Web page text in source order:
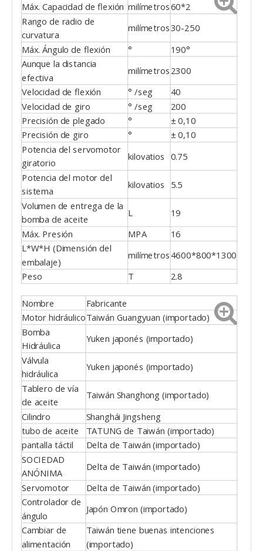
Máx. Capacidad de flexión milímetros60*2
Rango de radio de
curvatura
milímetros30-250
Máx. Ángulo de flexión
°
190°
Aunque la distancia
efectiva
milímetros 2300
Velocidad de flexión
° /seg 40
Velocidad de giro ° /seg 200
Precisión de plegado °
± 0,10
Precisión de giro
°
± 0,10
Potencia del servomotor
giratorio
kilovatios
0.75
Potencia del motor del
sistema
kilovatios
5.5
Volumen de entrega de la
bomba de aceite
L
19
Máx. Presión
MPA
16
L*W*H (Dimensión del
embalaje)
milímetros 4600*800*1300
Peso
T 2.8
Nombre
Fabricante
Motor hidráulicoTaiwán Guangyuan (importado)
Bomba
Hidráulica
Yuken japonés (importado)
Válvula
hidráulica
Yuken japonés (importado)
Tablero de vía
de aceite
Taiwán Shanghong (importado)
Cilindro
Shanghái Jingsheng
tubo de aceite
TATUNG de Taiwán (importado)
pantalla táctil
Delta de Taiwán (importado)
SOCIEDAD
ANÓNIMA
Delta de Taiwán (importado)
Servomotor
Delta de Taiwán (importado)
Controlador de
ángulo
Japón Omron (importado)
Cambiar de
alimentación
Taiwán tiene buenas intenciones
(importado)